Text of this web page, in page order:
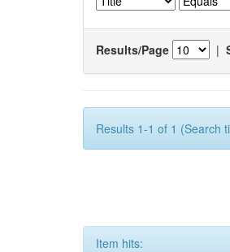
Results/Page |
Results 1-1 of 1 (Search
Item hits: